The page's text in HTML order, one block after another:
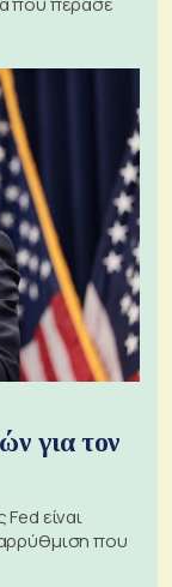
για τον
είναι
που